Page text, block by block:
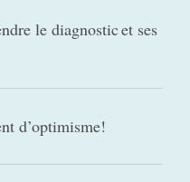
le diagnostic et ses
d’optimisme!